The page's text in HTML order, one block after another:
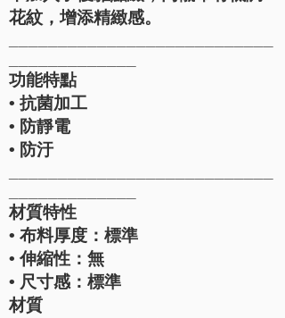
花紋，增添精緻感。
功能特點
• 抗菌加工
• 防靜電
• 防汙
材質特性
• 布料厚度：標準
• 伸縮性：無
• 尺寸感：標準
材質